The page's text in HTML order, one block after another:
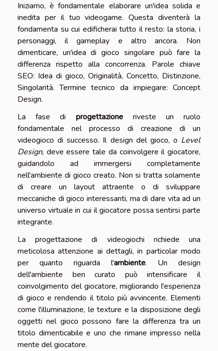
Iniziamo, è fondamentale elaborare un'idea solida e
inedita per il tuo videogame. Questa diventerà la
fondamenta su cui edificherai tutto il resto: la storia, i
personaggi, il gameplay e altro ancora. Non
dimenticare, un'idea di gioco singolare può fare la
differenza rispetto alla concorrenza. Parole chiave
SEO: Idea di gioco, Originalità, Concetto, Distinzione,
Singolarità. Termine tecnico da impiegare: Concept
Design.
La fase di progettazioneriveste un ruolo
fondamentale nel processo di creazione di un
videogioco di successo. Il design del gioco, o Level
Design, deve essere tale da coinvolgere il giocatore,
guidandolo ad immergersi completamente
nell'ambiente di gioco creato. Non si tratta solamente
di creare un layout attraente o di sviluppare
meccaniche di gioco interessanti, ma di dare vita ad un
universo virtuale in cui il giocatore possa sentirsi parte
integrante.
La progettazione di videogiochi richiede una
meticolosa attenzione ai dettagli, in particolar modo
per quanto riguarda l'ambiente. Un design
dell'ambiente ben curato può intensificare il
coinvolgimento del giocatore, migliorando l'esperienza
di gioco e rendendo il titolo più avvincente. Elementi
come l'illuminazione, le texture e la disposizione degli
oggetti nel gioco possono fare la differenza tra un
titolo dimenticabile e uno che rimane impresso nella
mente del giocatore.